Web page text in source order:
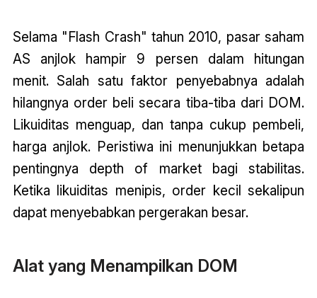
Selama "Flash Crash" tahun 2010, pasar saham
AS anjlok hampir 9 persen dalam hitungan
menit. Salah satu faktor penyebabnya adalah
hilangnya order beli secara tiba-tiba dari DOM.
Likuiditas menguap, dan tanpa cukup pembeli,
harga anjlok. Peristiwa ini menunjukkan betapa
pentingnya depth of market bagi stabilitas.
Ketika likuiditas menipis, order kecil sekalipun
dapat menyebabkan pergerakan besar.
Alat yang Menampilkan DOM